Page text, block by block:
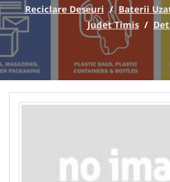
Reciclare Deseuri / Baterii
Judet Timis /